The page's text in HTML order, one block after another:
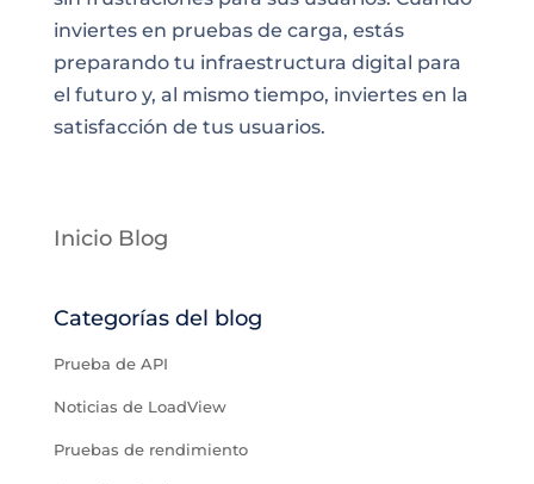
inviertes en pruebas de carga, estás
preparando tu infraestructura digital para
el futuro y, al mismo tiempo, inviertes en la
satisfacción de tus usuarios.
Inicio Blog
Categorías del blog
Prueba de API
Noticias de LoadView
Pruebas de rendimiento